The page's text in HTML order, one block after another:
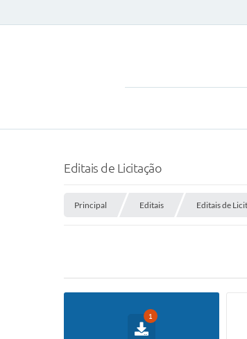
Editais de Licitação
Principal Editais Editais de
1